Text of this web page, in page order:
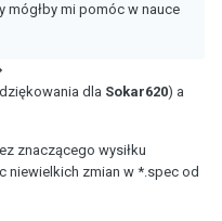
mógłby mi pomóc w nauce
dla Sokar620) a
znaczącego wysiłku
niewielkich zmian w *.spec od